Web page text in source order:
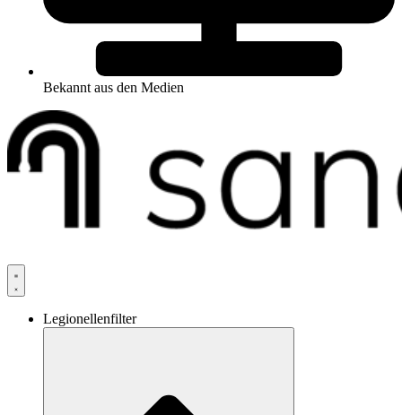
Bekannt aus den Medien
Legionellenfilter